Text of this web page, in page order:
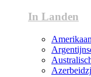
In Landen